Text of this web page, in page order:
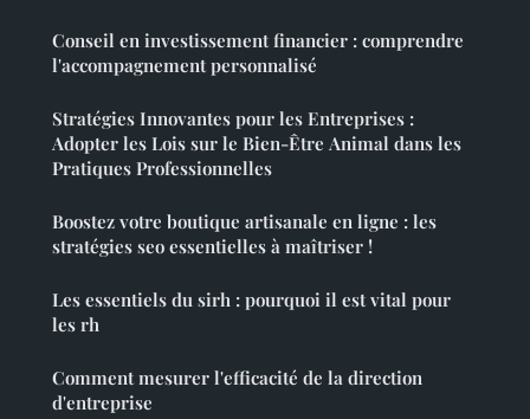
Conseil en investissement financier : comprendre
l'accompagnement personnalisé
Stratégies Innovantes pour les Entreprises :
Adopter les Lois sur le Bien-Être Animal dans les
Pratiques Professionnelles
Boostez votre boutique artisanale en ligne : les
stratégies seo essentielles à maîtriser !
Les essentiels du sirh : pourquoi il est vital pour
les rh
Comment mesurer l'efficacité de la direction
d'entreprise